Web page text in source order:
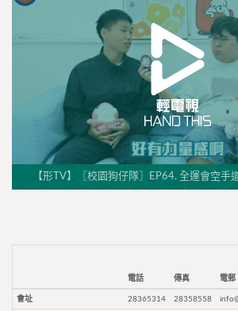
【形TV】〖校園狗仔隊〗EP64. 全運會空手
電話 傳真 電郵
會址 28365314 28358558